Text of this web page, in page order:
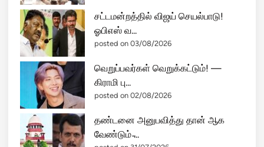
சட்டமன்றத்தில் விஜய் செயல்பாடு!
ஓபிஎஸ் வ...
posted on 03/08/2026
வெறுப்பவர்கள் வெறுக்கட்டும்! —
கிராமி பு...
posted on 02/08/2026
தண்டனை அனுபவித்து தான் ஆக
வேண்டும் ̵...